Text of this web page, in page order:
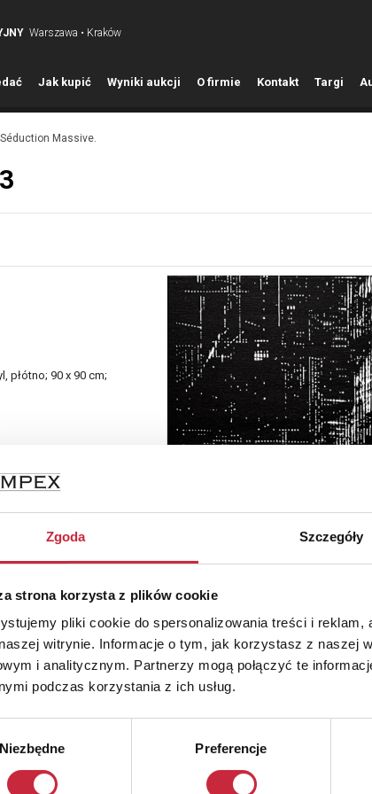
Zgoda Szczegóły
strona korzysta z plików cookie
pliki cookie do spersonalizowania treści i reklam,
witrynie. Informacje o tym, jak korzystasz z naszej
i analitycznym. Partnerzy mogą połączyć te
podczas korzystania z ich usług.
Niezbędne Preferencje
Warszawa • Kraków
Jak kupić Wyniki aukcji O firmie Kontakt Targi A
Séduction Massive.
płótno; 90 x 90 cm;